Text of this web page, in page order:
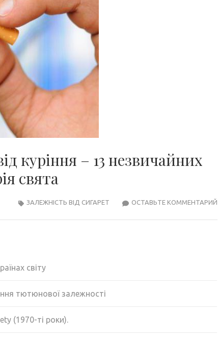
куріння – 13 незвичайних
свята
ОСТАВЬТЕ КОММЕНТАРИЙ
ЗАЛЕЖНІСТЬ ВІД СИГАРЕТ
світу
тютюнової залежності
(1970-ті роки).